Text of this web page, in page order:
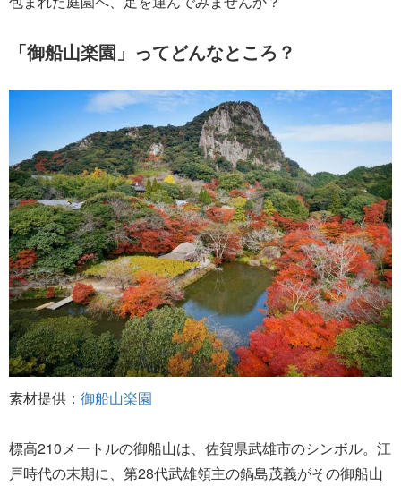
「御船山楽園」ってどんなところ？
素材提供： 御船山楽園
標高210メートルの御船山は、佐賀県武雄市のシンボル。江
戸時代の末期に、第28代武雄領主の鍋島茂義がその御船山